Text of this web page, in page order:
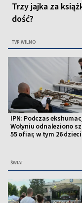
Trzy jajka za
dość?
TVP WILNO
IPN: Podczas
Wołyniu odnaleziono
55 ofiar, w tym 26 dzieci
ŚWIAT